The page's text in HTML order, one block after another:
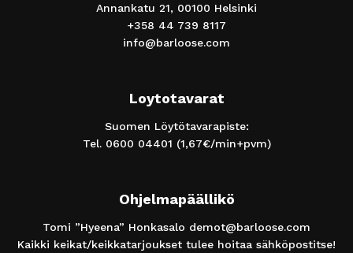
Annankatu 21, 00100 Helsinki
+358 44 739 8117
info@barloose.com
Loytotavarat
Suomen Löytötavarapiste:
Tel. 0600 04401 (1,67€/min+pvm)
Ohjelmapäällikö
Tomi ”Hyeena” Honkasalo demot@barloose.com
Kaikki keikat/keikkatarjoukset tulee hoitaa sähköpostitse!